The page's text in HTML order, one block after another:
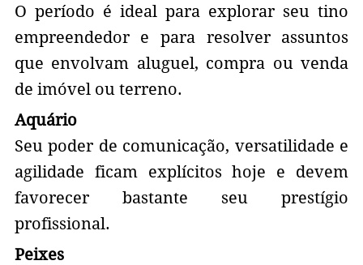
O período é ideal para explorar seu tino
empreendedor e para resolver assuntos
que envolvam aluguel, compra ou venda
de imóvel ou terreno.
Aquário
Seu poder de comunicação, versatilidade e
agilidade ficam explícitos hoje e devem
favorecer bastante seu prestígio
profissional.
Peixes